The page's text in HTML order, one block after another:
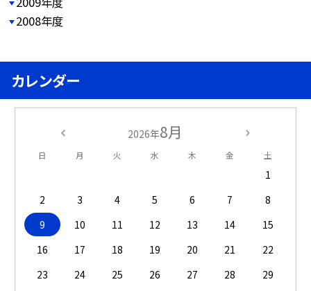
2008年度
カレンダー
2026年8月
日 月 火 水 木 金 土
1
2
3 4 5 6 7
8
9
10 11 12 13 14
15
16
17 18 19 20 21
22
23
24 25 26 27 28
29